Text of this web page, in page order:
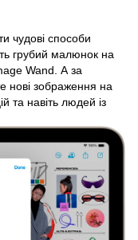
чудові способи
грубий малюнок на
Wand. А за
нові зображення на
та навіть людей із